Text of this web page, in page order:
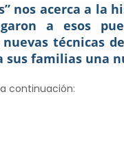
nos acerca a la
a esos
técnicas
sus familias una
continuación: